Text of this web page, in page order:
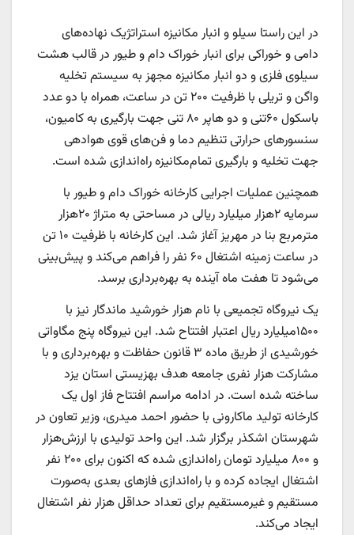
در این راستا سیلو و انبار مکانیزه استراتژیک نهاده‌‌‌های
دامی و خوراکی برای انبار خوراک دام و طیور در قالب هشت
سیلوی فلزی و دو انبار مکانیزه مجهز به سیستم تخلیه
واگن و تریلی با ظرفیت ۲۰۰ تن در ساعت، همراه با دو عدد
باسکول ۶۰تنی و دو هاپر ۸۰ تنی جهت بارگیری به کامیون،
سنسور‌‌‌های حرارتی تنظیم دما و فن‌‌‌های قوی هوادهی
جهت تخلیه و بارگیری تمام‌مکانیزه راه‌‌‌اندازی شده است.
همچنین عملیات اجرایی کارخانه خوراک دام و طیور با
سرمایه ۲‌هزار میلیارد ریالی در مساحتی به متراژ ۲۰‌هزار
مترمربع بنا در مهریز آغاز شد. این کارخانه با ظرفیت ۱۰ تن
در ساعت زمینه اشتغال ۶۰ نفر را فراهم می‌کند و پیش‌بینی
می‌شود تا هفت ماه آینده به بهره‌‌‌برداری برسد.
یک نیروگاه تجمیعی با نام ‌هزار خورشید ماندگار نیز با
۱۵۰۰میلیارد ریال اعتبار افتتاح شد. این نیروگاه پنج مگاواتی
خورشیدی از طریق ماده ۳ قانون حفاظت و بهره‌‌‌برداری و با
مشارکت‌ هزار نفری جامعه هدف بهزیستی استان یزد
ساخته شده است. در ادامه مراسم افتتاح فاز اول یک
کارخانه تولید ماکارونی با حضور احمد میدری، وزیر تعاون در
شهرستان اشکذر برگزار شد. این واحد تولیدی با ارزش‌هزار
و ۸۰۰ میلیارد تومان راه‌‌‌اندازی شده که اکنون برای ۲۰۰ نفر
اشتغال ایجاده کرده و با راه‌‌‌اندازی فازهای بعدی به‌‌‌صورت
مستقیم و غیرمستقیم برای تعداد حداقل‌ هزار نفر اشتغال
ایجاد می‌کند.